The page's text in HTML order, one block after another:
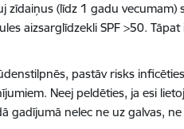
(līdz 1 gadu vecumam)
aizsarglīdzekli SPF >50.
pastāv risks
Neej peldēties, ja esi
gadījumā nelec ne uz galvas,